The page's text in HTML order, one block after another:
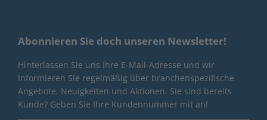
Abonnieren Sie doch unseren Newsletter!
Hinterlassen Sie uns Ihre E-Mail-Adresse und wir
Informieren Sie regelmäßig über branchenspezifische
Angebote, Neuigkeiten und Aktionen. Sie sind bereits
Kunde? Geben Sie Ihre Kundennummer mit an!